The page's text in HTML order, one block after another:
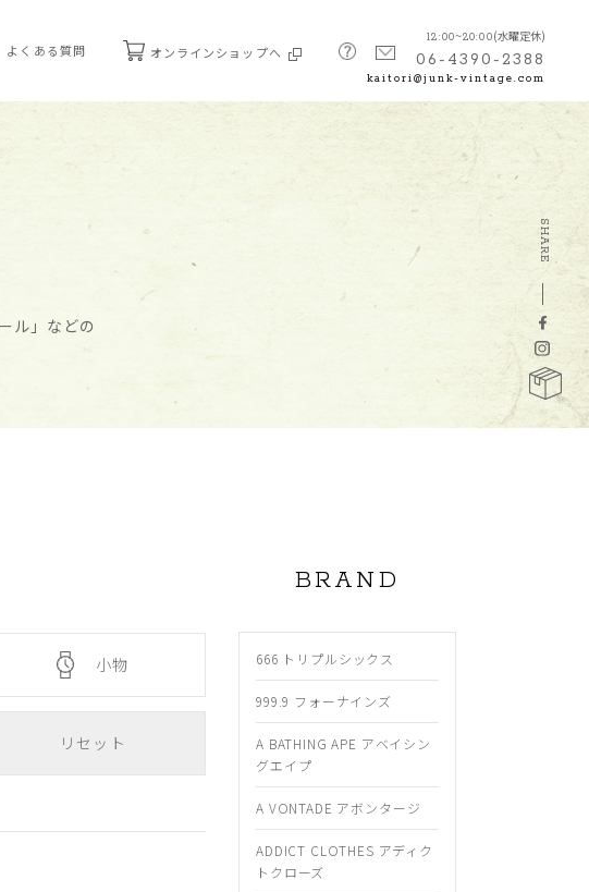
よくある質問 オンラインショップへ
12:00~20:00(水曜定休)
06-4390-2388
kaitori@junk-vintage.com
ル」などの
小物
リセット
BRAND
666 トリプルシックス
999.9 フォーナインズ
A BATHING APE アベイシン
グエイプ
A VONTADE アボンタージ
ADDICT CLOTHES アディク
トクローズ
SHARE